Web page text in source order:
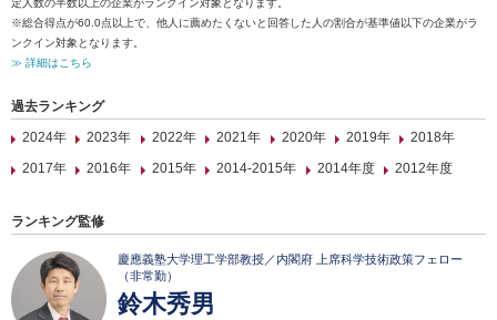
定人数の半数以上の企業がランクイン対象となります。
※総合得点が60.0点以上で、他人に薦めたくないと回答した人の割合が基準値以下の企業がラ
ンクイン対象となります。
≫ 詳細はこちら
過去ランキング
2024年
2023年 2022年 2021年 2020年 2019年
2018年
2017年
2016年 2015年 2014-2015年 2014年度 2012年度
ランキング監修
慶應義塾大学理工学部教授／内閣府 上席科学技術政策フェロー
（非常勤）
鈴木秀男